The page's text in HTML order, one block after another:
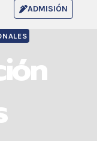
ADMISIÓN